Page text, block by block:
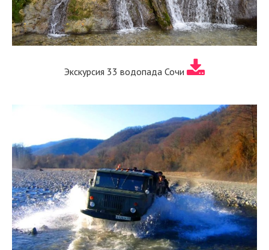
Экскурсия 33 водопада Сочи